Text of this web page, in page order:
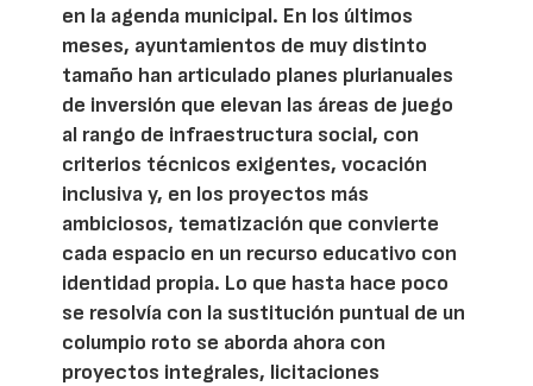
en la agenda municipal. En los últimos
meses, ayuntamientos de muy distinto
tamaño han articulado planes plurianuales
de inversión que elevan las áreas de juego
al rango de infraestructura social, con
criterios técnicos exigentes, vocación
inclusiva y, en los proyectos más
ambiciosos, tematización que convierte
cada espacio en un recurso educativo con
identidad propia. Lo que hasta hace poco
se resolvía con la sustitución puntual de un
columpio roto se aborda ahora con
proyectos integrales, licitaciones